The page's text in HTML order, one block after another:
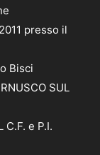
presso il
Bisci
SUL
C.F. e P.I.